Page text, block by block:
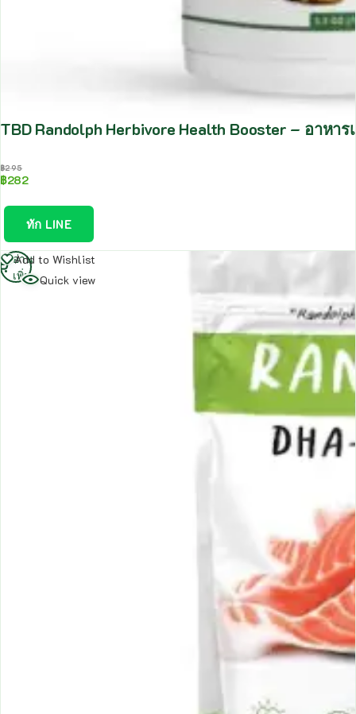
TBD Randolph Herbivore Health Booster – อาห
฿295
฿282
ทัก LINE
Add to Wishlist
Quick view
อ่าน
เพิ่ม